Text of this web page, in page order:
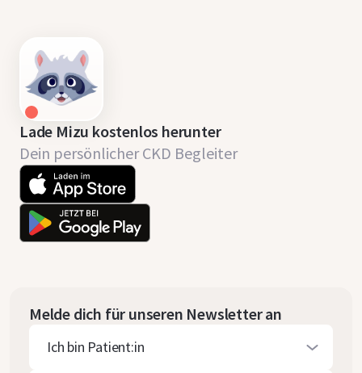
Lade Mizu kostenlos herunter
Dein persönlicher CKD Begleiter
Melde dich für unseren Newsletter an
Ich bin Patient:in